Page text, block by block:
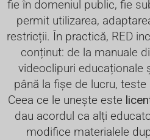
fie în domeniul public, fie
permit utilizarea,
restricții. În practică, RED
conținut: de la manuale
videoclipuri educaționale
până la fișe de lucru,
Ceea ce le unește este
dau acordul ca alți
modifice materialele